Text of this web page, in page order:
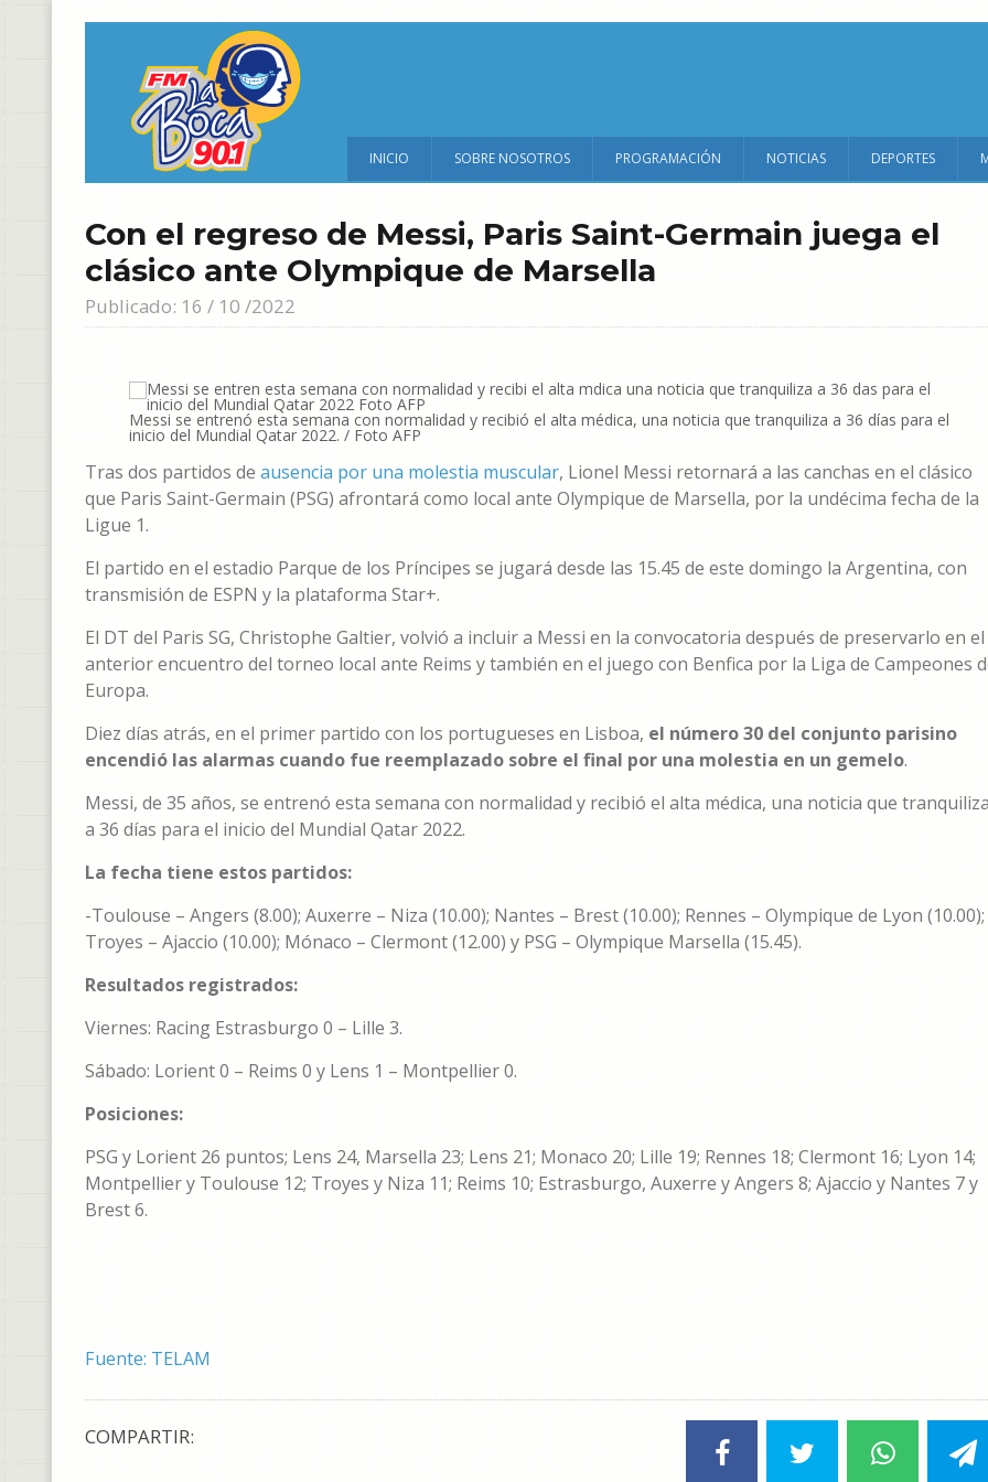
INICIO SOBRE NOSOTROS PROGRAMACIÓN NOTICIAS DEPORTES
Con el regreso de Messi, Paris Saint-Germain juega el
clásico ante Olympique de Marsella
Publicado: 16 / 10 /2022
Messi se entrenó esta semana con normalidad y recibió el alta médica, una noticia que tranquiliza a 36 días para el
inicio del Mundial Qatar 2022. / Foto AFP
Tras dos partidos de ausencia por una molestia muscular, Lionel Messi retornará a las canchas en el clásico
que Paris Saint-Germain (PSG) afrontará como local ante Olympique de Marsella, por la undécima fecha de la
Ligue 1.
El partido en el estadio Parque de los Príncipes se jugará desde las 15.45 de este domingo la Argentina, con
transmisión de ESPN y la plataforma Star+.
El DT del Paris SG, Christophe Galtier, volvió a incluir a Messi en la convocatoria después de preservarlo en el
anterior encuentro del torneo local ante Reims y también en el juego con Benfica por la Liga de Campeones
Europa.
Diez días atrás, en el primer partido con los portugueses en Lisboa, el número 30 del conjunto parisino
encendió las alarmas cuando fue reemplazado sobre el final por una molestia en un gemelo.
Messi, de 35 años, se entrenó esta semana con normalidad y recibió el alta médica, una noticia que
a 36 días para el inicio del Mundial Qatar 2022.
La fecha tiene estos partidos:
-Toulouse – Angers (8.00); Auxerre – Niza (10.00); Nantes – Brest (10.00); Rennes – Olympique de Lyon (10.00);
Troyes – Ajaccio (10.00); Mónaco – Clermont (12.00) y PSG – Olympique Marsella (15.45).
Resultados registrados:
Viernes: Racing Estrasburgo 0 – Lille 3.
Sábado: Lorient 0 – Reims 0 y Lens 1 – Montpellier 0.
Posiciones:
PSG y Lorient 26 puntos; Lens 24, Marsella 23; Lens 21; Monaco 20; Lille 19; Rennes 18; Clermont 16; Lyon 14;
Montpellier y Toulouse 12; Troyes y Niza 11; Reims 10; Estrasburgo, Auxerre y Angers 8; Ajaccio y Nantes 7 y
Brest 6.
Fuente: TELAM
COMPARTIR: